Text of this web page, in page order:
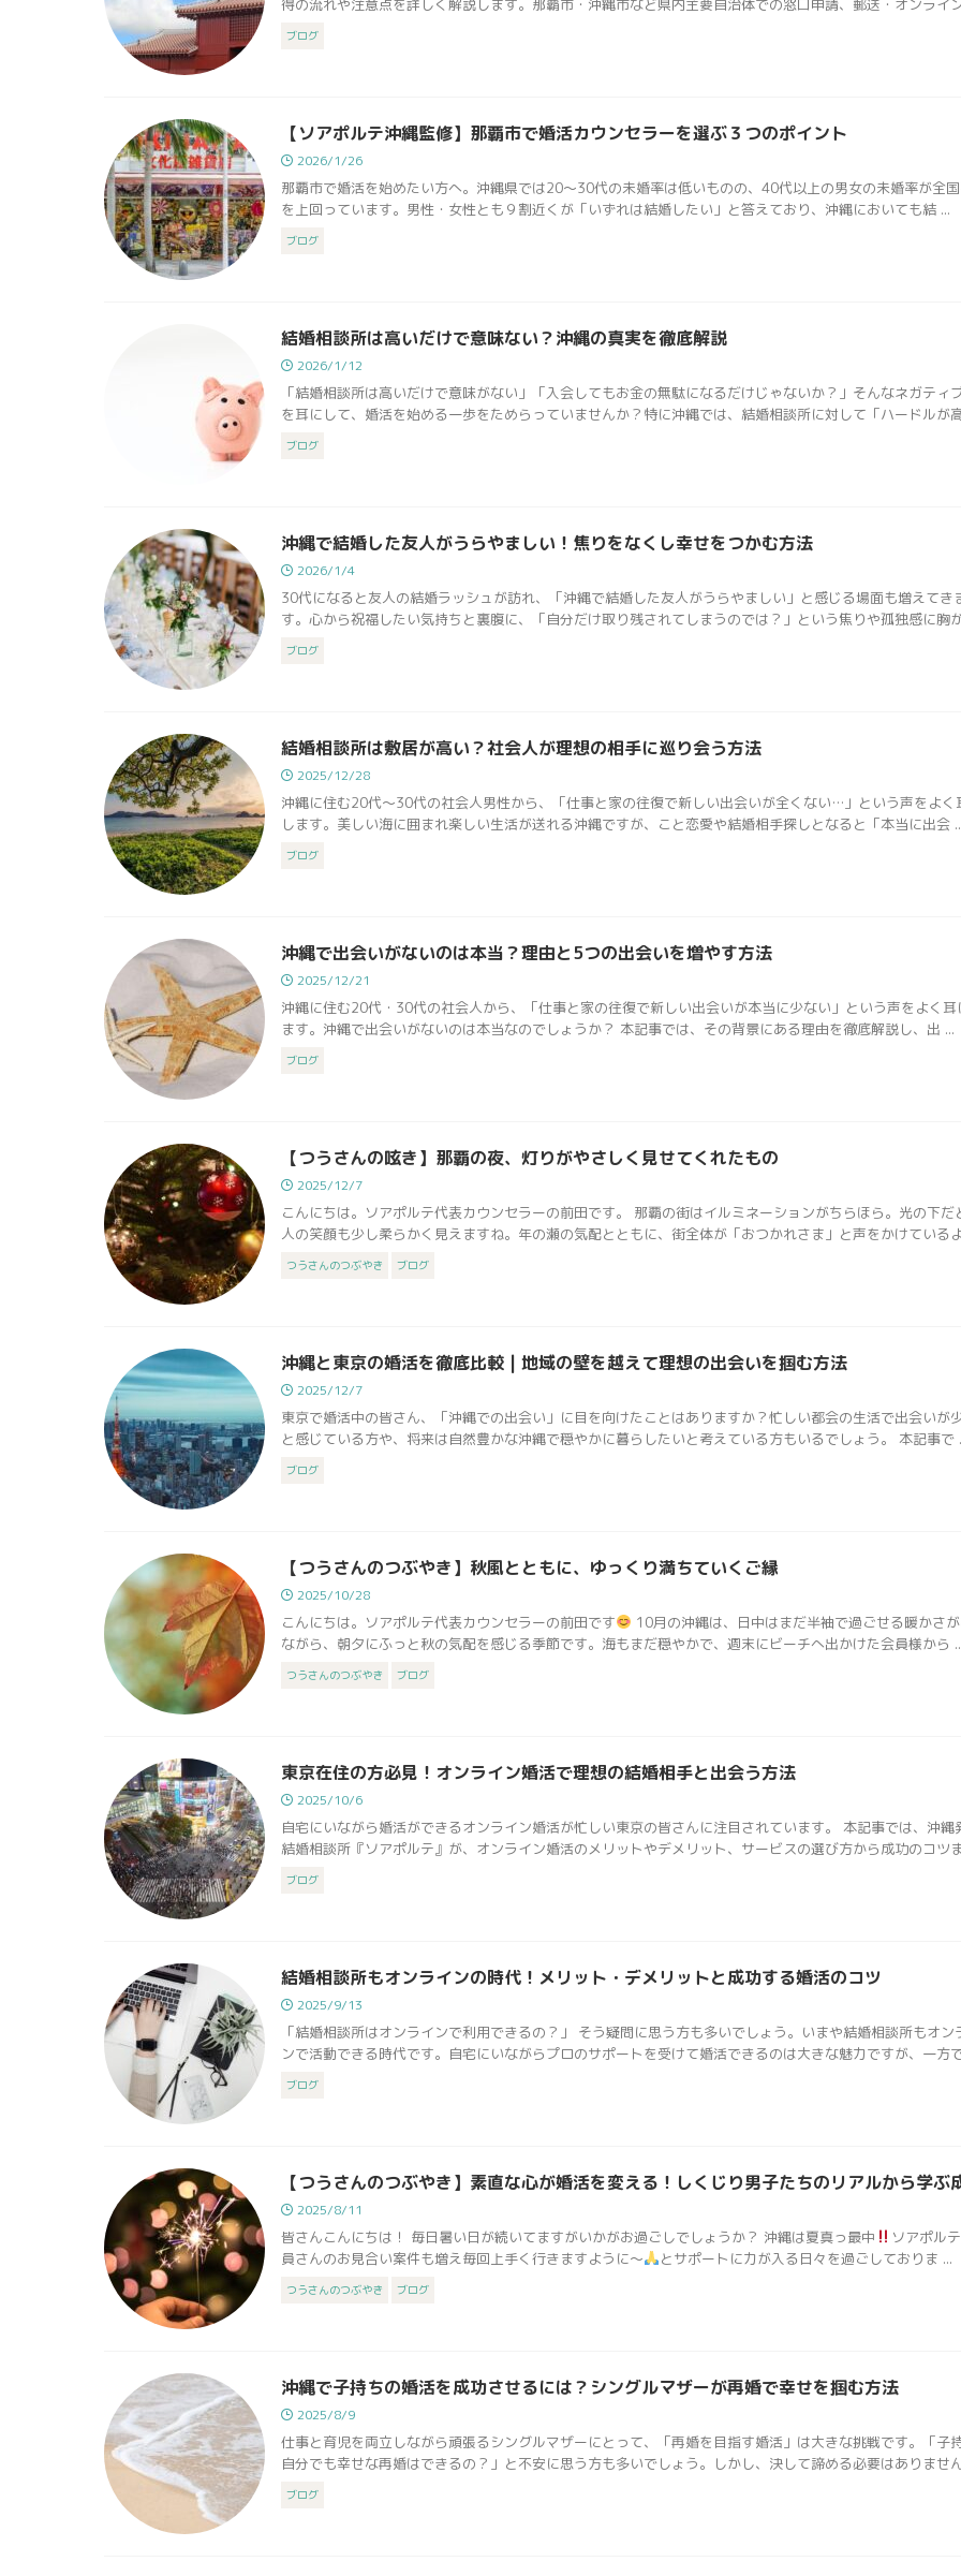
得の流れや注意点を詳しく解説します。那覇市・沖縄市など県内主要自治体での窓口申請、郵送・オンライ
ブログ
【ソアポルテ沖縄監修】那覇市で婚活カウンセラーを選ぶ３つのポイント
2026/1/26
那覇市で婚活を始めたい方へ。沖縄県では20〜30代の未婚率は低いものの、40代以上の男女の未婚率が全
を上回っています。男性・女性とも９割近くが「いずれは結婚したい」と答えており、沖縄においても結 ...
ブログ
結婚相談所は高いだけで意味ない？沖縄の真実を徹底解説
2026/1/12
「結婚相談所は高いだけで意味がない」「入会してもお金の無駄になるだけじゃないか？」そんなネガティ
を耳にして、婚活を始める一歩をためらっていませんか？特に沖縄では、結婚相談所に対して「ハードルが
ブログ
沖縄で結婚した友人がうらやましい！焦りをなくし幸せをつかむ方法
2026/1/4
30代になると友人の結婚ラッシュが訪れ、「沖縄で結婚した友人がうらやましい」と感じる場面も増えてき
す。心から祝福したい気持ちと裏腹に、「自分だけ取り残されてしまうのでは？」という焦りや孤独感に胸
ブログ
結婚相談所は敷居が高い？社会人が理想の相手に巡り会う方法
2025/12/28
沖縄に住む20代〜30代の社会人男性から、「仕事と家の往復で新しい出会いが全くない…」という声をよく
します。美しい海に囲まれ楽しい生活が送れる沖縄ですが、こと恋愛や結婚相手探しとなると「本当に出会
ブログ
沖縄で出会いがないのは本当？理由と5つの出会いを増やす方法
2025/12/21
沖縄に住む20代・30代の社会人から、「仕事と家の往復で新しい出会いが本当に少ない」という声をよく耳
ます。沖縄で出会いがないのは本当なのでしょうか？ 本記事では、その背景にある理由を徹底解説し、出 ...
ブログ
【つうさんの呟き】那覇の夜、灯りがやさしく見せてくれたもの
2025/12/7
こんにちは。ソアポルテ代表カウンセラーの前田です。 那覇の街はイルミネーションがちらほら。光の下だ
人の笑顔も少し柔らかく見えますね。年の瀬の気配とともに、街全体が「おつかれさま」と声をかけている
つうさんのつぶやき ブログ
沖縄と東京の婚活を徹底比較 | 地域の壁を越えて理想の出会いを掴む方法
2025/12/7
東京で婚活中の皆さん、「沖縄での出会い」に目を向けたことはありますか？忙しい都会の生活で出会いが
と感じている方や、将来は自然豊かな沖縄で穏やかに暮らしたいと考えている方もいるでしょう。 本記事で
ブログ
【つうさんのつぶやき】秋風とともに、ゆっくり満ちていくご縁
2025/10/28
こんにちは。ソアポルテ代表カウンセラーの前田です
10月の沖縄は、日中はまだ半袖で過ごせる暖かさ
ながら、朝夕にふっと秋の気配を感じる季節です。海もまだ穏やかで、週末にビーチへ出かけた会員様から
つうさんのつぶやき ブログ
東京在住の方必見！オンライン婚活で理想の結婚相手と出会う方法
2025/10/6
自宅にいながら婚活ができるオンライン婚活が忙しい東京の皆さんに注目されています。 本記事では、沖縄
結婚相談所『ソアポルテ』が、オンライン婚活のメリットやデメリット、サービスの選び方から成功のコツ
ブログ
結婚相談所もオンラインの時代！メリット・デメリットと成功する婚活のコツ
2025/9/13
「結婚相談所はオンラインで利用できるの？」 そう疑問に思う方も多いでしょう。いまや結婚相談所もオン
ンで活動できる時代です。自宅にいながらプロのサポートを受けて婚活できるのは大きな魅力ですが、一方
ブログ
【つうさんのつぶやき】素直な心が婚活を変える！しくじり男子たちのリアルから学ぶ
2025/8/11
皆さんこんにちは！ 毎日暑い日が続いてますがいかがお過ごしでしょうか？ 沖縄は夏真っ最中
ソアポル
員さんのお見合い案件も増え毎回上手く行きますように〜
とサポートに力が入る日々を過ごしておりま ...
つうさんのつぶやき ブログ
沖縄で子持ちの婚活を成功させるには？シングルマザーが再婚で幸せを掴む方法
2025/8/9
仕事と育児を両立しながら頑張るシングルマザーにとって、「再婚を目指す婚活」は大きな挑戦です。「子
自分でも幸せな再婚はできるの？」と不安に思う方も多いでしょう。しかし、決して諦める必要はありませ
ブログ